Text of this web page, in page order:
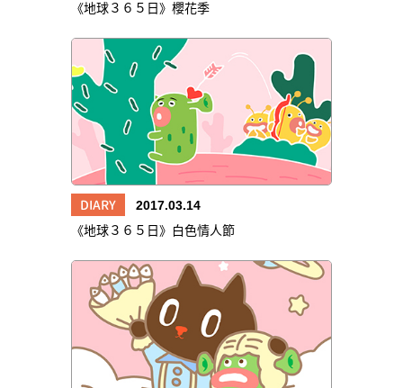
《地球３６５日》櫻花季
DIARY 2017.03.14
《地球３６５日》白色情人節